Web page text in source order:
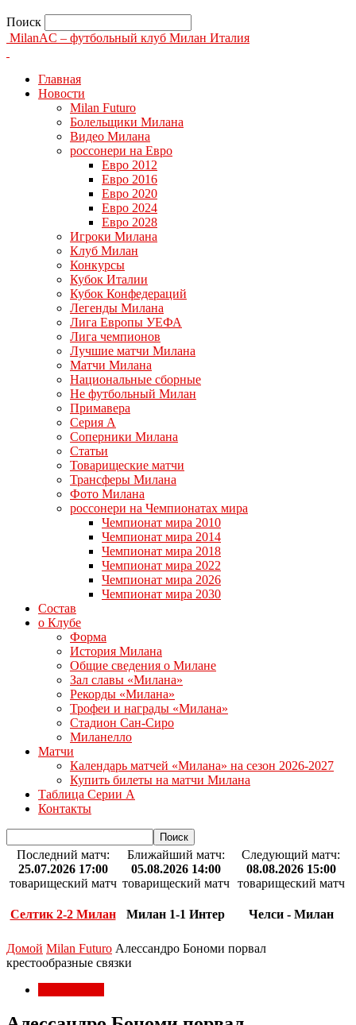
Поиск
MilanAC – футбольный клуб Милан Италия
Главная
Новости
Milan Futuro
Болельщики Милана
Видео Милана
россонери на Евро
Евро 2012
Евро 2016
Евро 2020
Евро 2024
Евро 2028
Игроки Милана
Клуб Милан
Конкурсы
Кубок Италии
Кубок Конфедераций
Легенды Милана
Лига Европы УЕФА
Лига чемпионов
Лучшие матчи Милана
Матчи Милана
Национальные сборные
Не футбольный Милан
Примавера
Серия А
Соперники Милана
Статьи
Товарищеские матчи
Трансферы Милана
Фото Милана
россонери на Чемпионатах мира
Чемпионат мира 2010
Чемпионат мира 2014
Чемпионат мира 2018
Чемпионат мира 2022
Чемпионат мира 2026
Чемпионат мира 2030
Состав
о Клубе
Форма
История Милана
Общие сведения о Милане
Зал славы «Милана»
Рекорды «Милана»
Трофеи и награды «Милана»
Стадион Сан-Сиро
Миланелло
Матчи
Календарь матчей «Милана» на сезон 2026-2027
Купить билеты на матчи Милана
Таблица Серии А
Контакты
Последний матч:
25.07.2026 17:00
товарищеский матч
Селтик 2-2 Милан
Ближайший матч:
05.08.2026 14:00
товарищеский матч
Милан 1-1 Интер
Следующий матч:
08.08.2026 15:00
товарищеский матч
Челси - Милан
Домой Milan Futuro Алессандро Бономи порвал
крестообразные связки